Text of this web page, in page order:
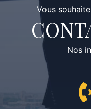
Vous
Nos